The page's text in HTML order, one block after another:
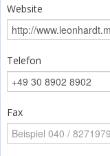
Website
Telefon
Fax